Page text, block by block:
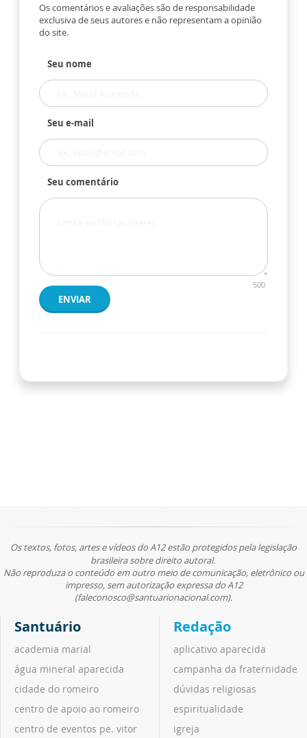
Os comentários e avaliações são de responsabilidade
exclusiva de seus autores e não representam a opinião
do site.
Seu nome
Seu e-mail
Seu comentário
500
ENVIAR
Os textos, fotos, artes e vídeos do A12 estão protegidos pela legislação
brasileira sobre direito autoral.
Não reproduza o conteúdo em outro meio de comunicação, eletrônico ou
impresso, sem autorização expressa do A12
(faleconosco@santuarionacional.com).
Santuário
academia marial
água mineral aparecida
cidade do romeiro
centro de apoio ao romeiro
centro de eventos pe. vitor
Redação
aplicativo aparecida
campanha da fraternidade
dúvidas religiosas
espiritualidade
igreja